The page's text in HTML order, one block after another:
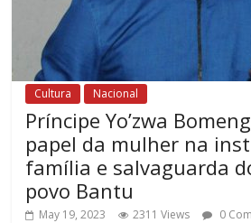
Cultura Nacional
Príncipe Yo’zwa
papel da mulher na
família e salvaguarda
povo Bantu
May 19, 2023 2311 Views 0